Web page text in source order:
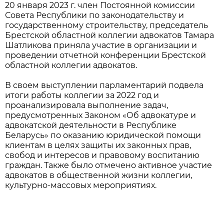
20 января 2023 г. член Постоянной комиссии
Совета Республики по законодательству и
государственному строительству, председатель
Брестской областной коллегии адвокатов Тамара
Шатликова приняла участие в организации и
проведении отчетной конференции Брестской
областной коллегии адвокатов.
В своем выступлении парламентарий подвела
итоги работы коллегии за 2022 год и
проанализировала выполнение задач,
предусмотренных Законом «Об адвокатуре и
адвокатской деятельности в Республике
Беларусь» по оказанию юридической помощи
клиентам в целях защиты их законных прав,
свобод и интересов и правовому воспитанию
граждан. Также было отмечено активное участие
адвокатов в общественной жизни коллегии,
культурно-массовых мероприятиях.